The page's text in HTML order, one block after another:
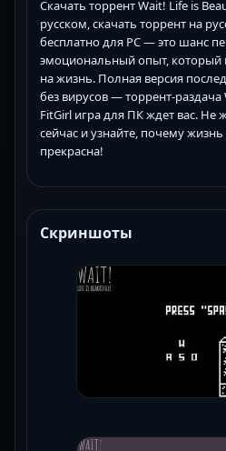
Скачать торрент Wait! Life is
русском, скачать торрент на
бесплатно для PC — это шанс
эмоциональный опыт, который
на жизнь. Полная версия
без вирусов — торрент-раздача
FitGirl игра для ПК ждет вас. Не
сейчас и узнайте, почему
прекрасна!
Скриншоты